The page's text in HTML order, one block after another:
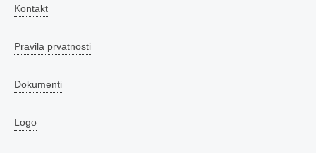
Kontakt
Pravila prvatnosti
Dokumenti
Logo